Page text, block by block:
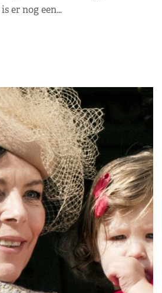
er nog een…